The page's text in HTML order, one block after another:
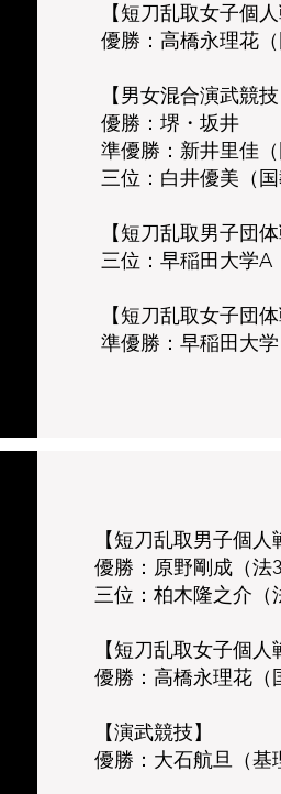
【短刀乱取女子個人
優勝：高橋永理花（
【男女混合演武競技
優勝：堺・坂井
準優勝：新井里佳
三位：白井優美（
【短刀乱取男子団体
三位：早稲田大学A
【短刀乱取女子団体
準優勝：早稲田大学
【短刀乱取男子個人
優勝：原野剛成（法3
三位：柏木隆之介（
【短刀乱取女子個人
優勝：高橋永理花（
【演武競技】
優勝：大石航旦（基